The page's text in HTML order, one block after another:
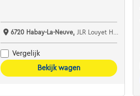
6720 Habay-La-Neuve, JLR Louyet Habay
Vergelijk
Bekijk wagen